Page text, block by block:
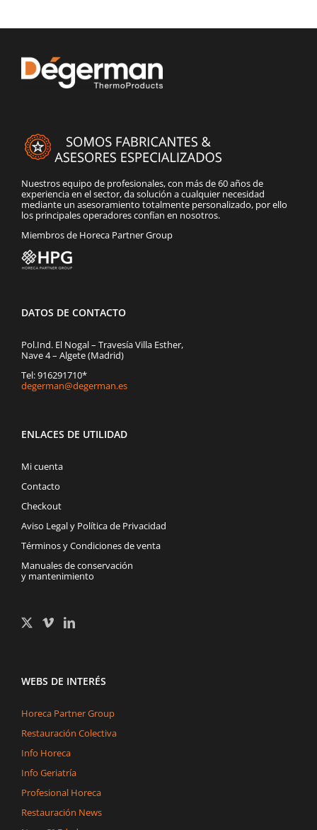
Nuestros equipo de profesionales, con más de 60 años de
experiencia en el sector, da solución a cualquier necesidad
mediante un asesoramiento totalmente personalizado, por ello
los principales operadores confían en nosotros.
Miembros de Horeca Partner Group
DATOS DE CONTACTO
Pol.Ind. El Nogal – Travesía Villa Esther,
Nave 4 – Algete (Madrid)
Tel: 916291710*
degerman@degerman.es
ENLACES DE UTILIDAD
Mi cuenta
Contacto
Checkout
Aviso Legal y Política de Privacidad
Términos y Condiciones de venta
Manuales de conservación
y mantenimiento
WEBS DE INTERÉS
Horeca Partner Group
Restauración Colectiva
Info Horeca
Info Geriatría
Profesional Horeca
Restauración News